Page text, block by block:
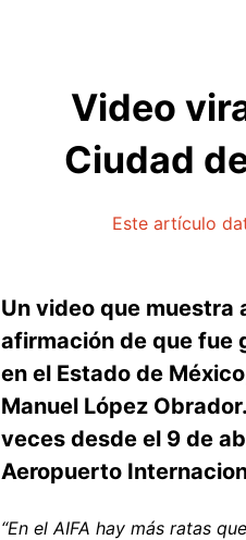
Video
Ciudad
Este artículo
Un video que muestra
afirmación de que fue
en el Estado de
Manuel López
veces desde el 9 de
Aeropuerto
“En el AIFA hay más ratas